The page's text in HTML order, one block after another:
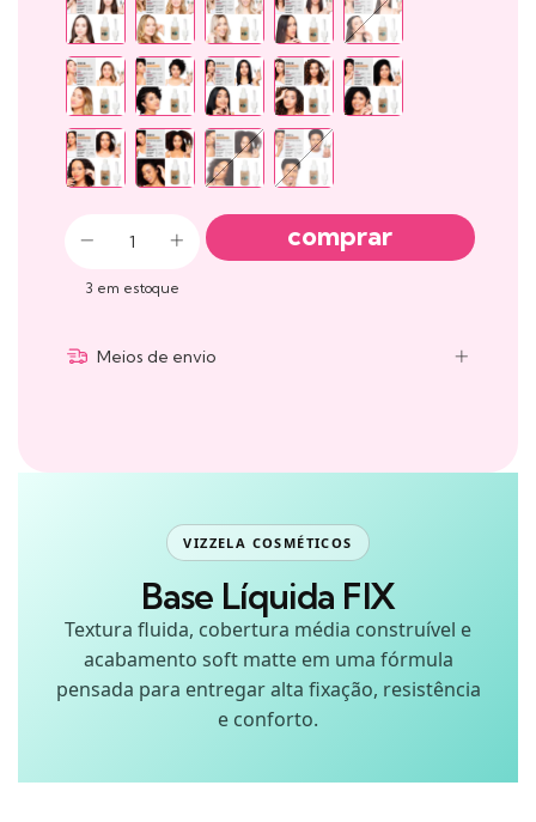
3 em estoque
Meios de envio
VIZZELA COSMÉTICOS
Base Líquida FIX
Textura fluida, cobertura média construível e
acabamento soft matte em uma fórmula
pensada para entregar alta fixação, resistência
e conforto.